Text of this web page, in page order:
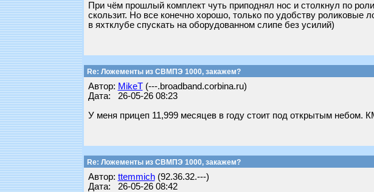
При чём прошлый комплект чуть приподнял нос и столкнул по
скользит. Но все конечно хорошо, только по удобству роликовые
в яхтклубе спускать на оборудованном слипе без усилий)
Re: Ложементы из СВМПЭ 1000, закажем?
Автор: MikeT(---.broadband.corbina.ru)
Дата: 26-05-26 08:23
У меня прицеп 11,999 месяцев в году стоит под открытым небом.
Re: Ложементы из СВМПЭ 1000, закажем?
Автор: ttemmich(92.36.32.---)
Дата: 26-05-26 08:42